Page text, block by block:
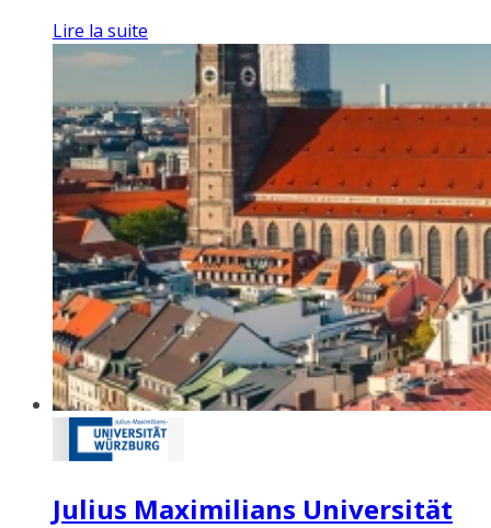
Lire la suite
Julius Maximilians Universität